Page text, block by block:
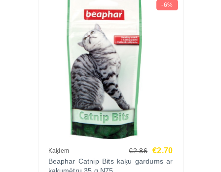
Efektīvi palīdz izvadīt spalvu kamolus
Atbalsta gremošanas sistēmas darbību
Veicina veselīgu ādu un spīdīgu apmatojumu
Galvenās īpašības
Spalvu kamolu izvadīšana – iesala ekstrakts veicina
norītā apmatojuma dabīgu izvadīšanu caur
gremošanas traktu.
Profilaktiska iedarbība – palīdz novērst vemšanu un
aizcietējumus, ko izraisa spalvu uzkrāšanās.
Gremošanas atbalsts – mannanoligosaharīdi (MOS)
veicina labvēlīgo zarnu mikrofloru.
Omega-3 un Omega-6 – uztur ādu veselīgu un
apmatojumu spīdīgu.
-6%
Kaķiem €2.86 €2.70
Beaphar Catnip Bits kaķu gardums ar